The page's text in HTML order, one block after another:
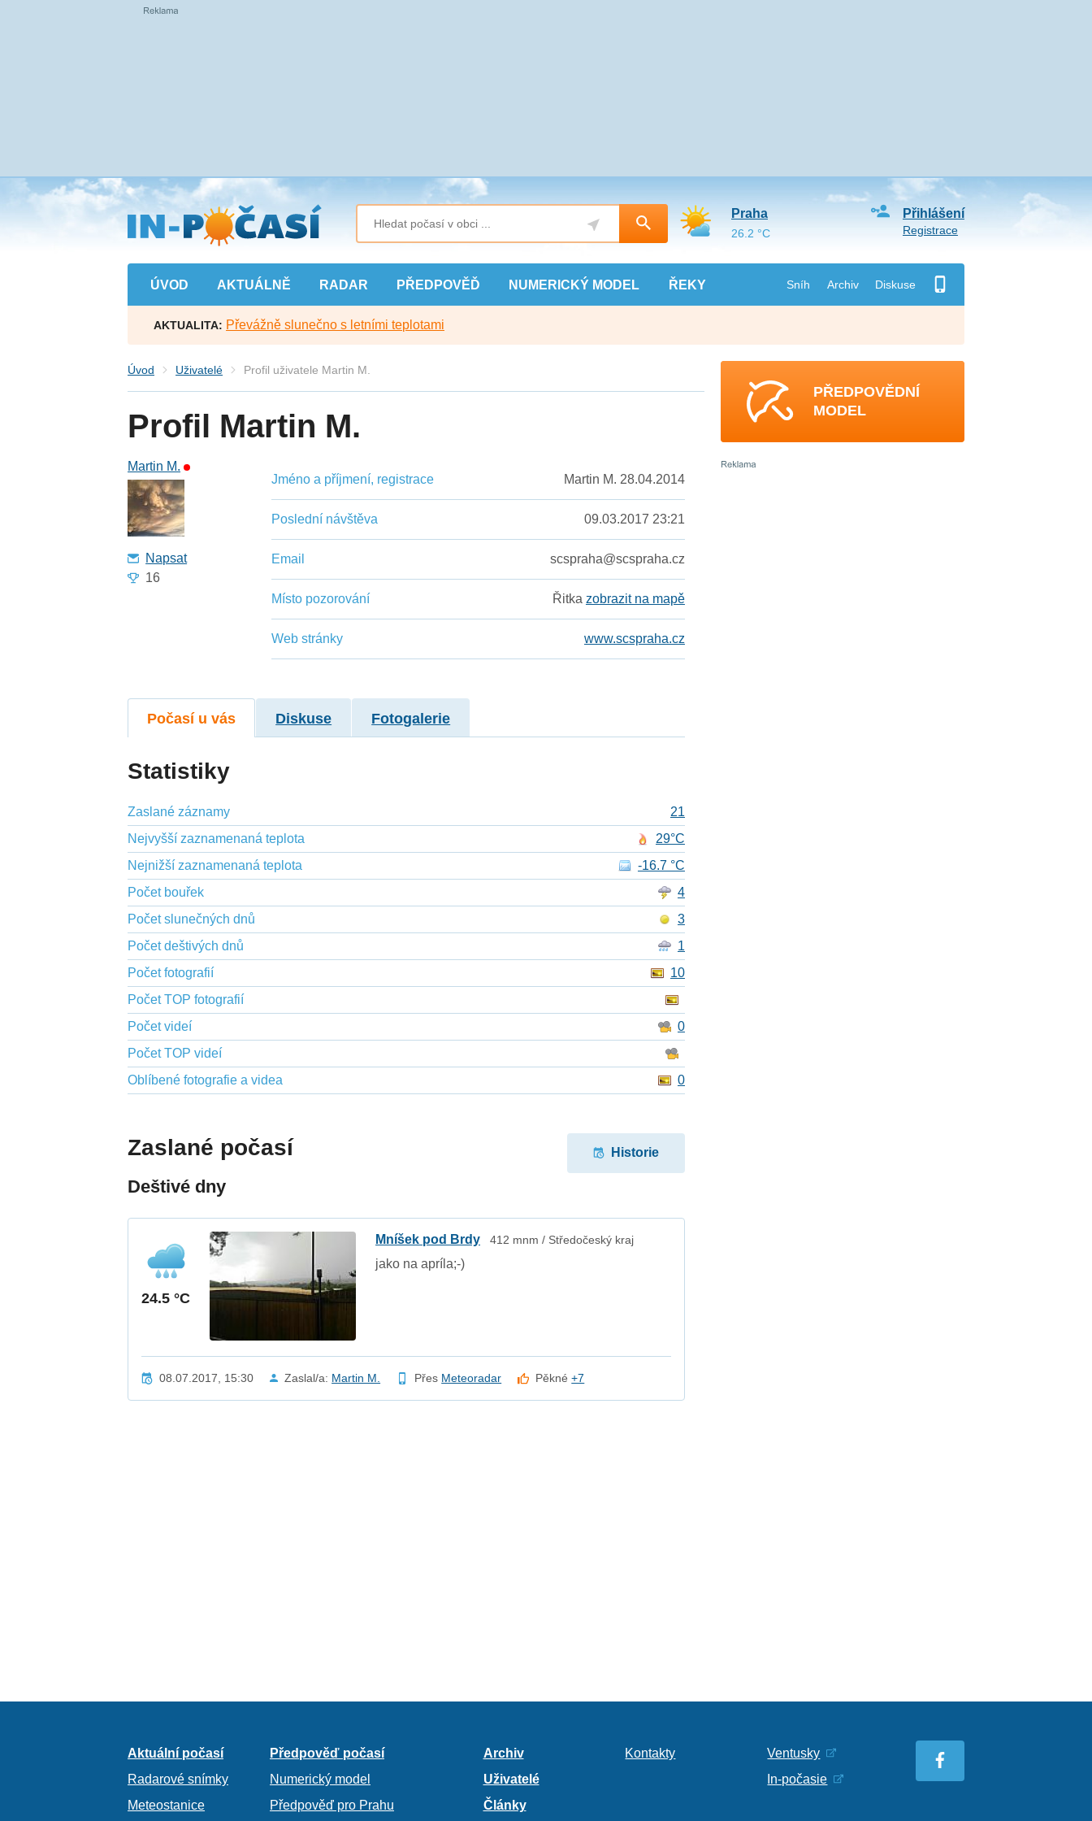
Přejít
na
hlavní
obsah
ÚVOD AKTUÁLNĚ RADAR PŘEDPOVĚĎ NUMERICKÝ MODEL ŘEKY Sníh Archiv Diskuse
Přihlášení
Registrace
Praha
26.2 °C
AKTUALITA: Převážně slunečno s letními teplotami
Úvod Uživatelé Profil uživatele Martin M.
Profil Martin M.
Martin M.
Napsat
16
Jméno a příjmení, registrace Martin M. 28.04.2014
Poslední návštěva 09.03.2017 23:21
Email scspraha@scspraha.cz
Místo pozorování Řitka zobrazit na mapě
Web stránky www.scspraha.cz
Počasí u vás Diskuse Fotogalerie
Statistiky
Zaslané záznamy
21
Nejvyšší zaznamenaná teplota
29°C
Nejnižší zaznamenaná teplota
-16.7 °C
Počet bouřek
4
Počet slunečných dnů
3
Počet deštivých dnů
1
Počet fotografií
10
Počet TOP fotografií
Počet videí
0
Počet TOP videí
Oblíbené fotografie a videa
0
Zaslané počasí
Deštivé dny
Historie
24.5 °C
Mníšek pod Brdy 412 mnm / Středočeský kraj
jako na apríla;-)
08.07.2017, 15:30 Zaslal/a: Martin M. Přes Meteoradar Pěkné+7
PŘEDPOVĚDNÍ
MODEL
Aktuální počasí
Radarové snímky
Meteostanice
Předpověď počasí
Numerický model
Předpověď pro Prahu
Archiv
Uživatelé
Články
Kontakty
Ventusky
In-počasie